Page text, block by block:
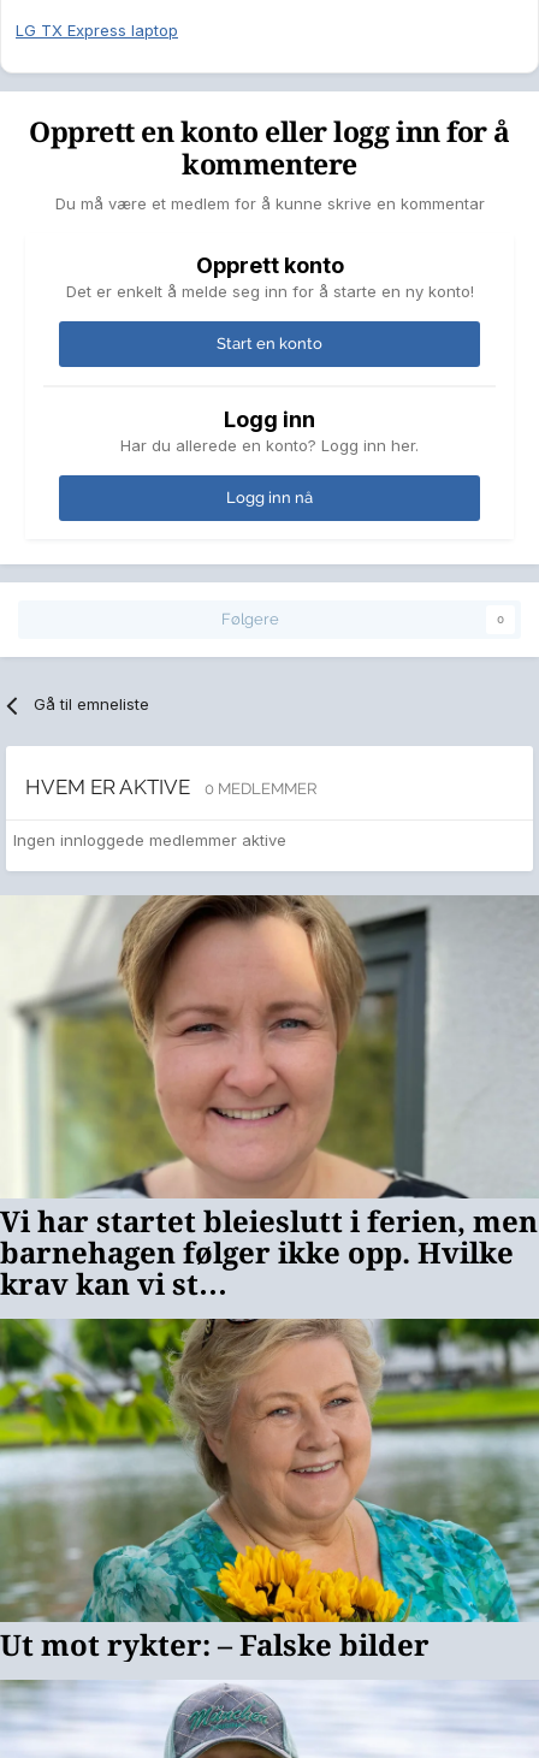
LG TX Express laptop
Opprett en konto eller logg inn for å
kommentere
Du må være et medlem for å kunne skrive en kommentar
Opprett konto
Det er enkelt å melde seg inn for å starte en ny konto!
Start en konto
Logg inn
Har du allerede en konto? Logg inn her.
Logg inn nå
Følgere 0
Gå til emneliste
HVEM ER AKTIVE 0 MEDLEMMER
Ingen innloggede medlemmer aktive